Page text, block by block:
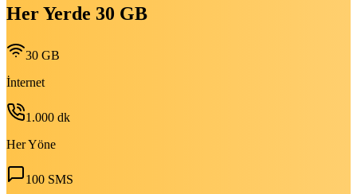
Her Yerde 30 GB
30 GB
İnternet
1.000 dk
Her Yöne
100 SMS